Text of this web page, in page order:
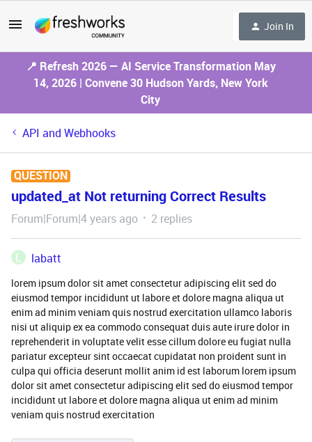
Join In
📍 Refresh 2026 — AI Service Transformation May
14, 2026 | Convene 30 Hudson Yards, New York
City
API and Webhooks
QUESTION
updated_at Not returning Correct Results
Forum|Forum|4 years ago 2 replies
L labatt
lorem ipsum dolor sit amet consectetur adipiscing elit sed do
eiusmod tempor incididunt ut labore et dolore magna aliqua ut
enim ad minim veniam quis nostrud exercitation ullamco laboris
nisi ut aliquip ex ea commodo consequat duis aute irure dolor in
reprehenderit in voluptate velit esse cillum dolore eu fugiat nulla
pariatur excepteur sint occaecat cupidatat non proident sunt in
culpa qui officia deserunt mollit anim id est laborum lorem ipsum
dolor sit amet consectetur adipiscing elit sed do eiusmod tempor
incididunt ut labore et dolore magna aliqua ut enim ad minim
veniam quis nostrud exercitation